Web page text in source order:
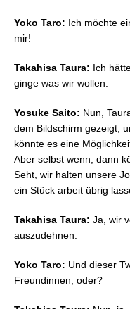
Yoko Taro: Ich möchte
mir!
Takahisa Taura: Ich
ginge was wir wollen.
Yosuke Saito: Nun,
dem Bildschirm gezeigt,
könnte es eine
Aber selbst wenn, dann
Seht, wir halten unsere
ein Stück arbeit übrig
Takahisa Taura: Ja, wir
auszudehnen.
Yoko Taro: Und dieser
Freundinnen, oder?